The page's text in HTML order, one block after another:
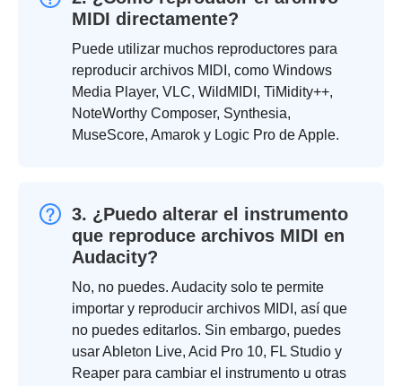
MIDI directamente?
Puede utilizar muchos reproductores para
reproducir archivos MIDI, como Windows
Media Player, VLC, WildMIDI, TiMidity++,
NoteWorthy Composer, Synthesia,
MuseScore, Amarok y Logic Pro de Apple.
3. ¿Puedo alterar el instrumento
que reproduce archivos MIDI en
Audacity?
No, no puedes. Audacity solo te permite
importar y reproducir archivos MIDI, así que
no puedes editarlos. Sin embargo, puedes
usar Ableton Live, Acid Pro 10, FL Studio y
Reaper para cambiar el instrumento u otras